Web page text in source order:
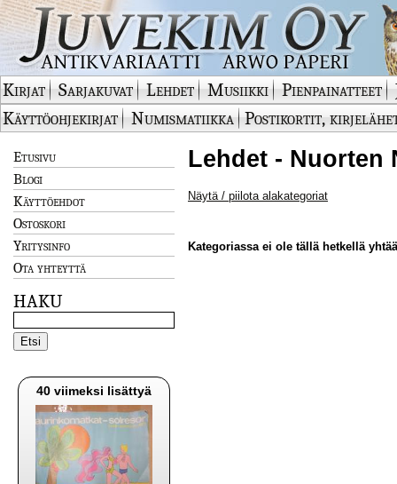
Kirjat Sarjakuvat Lehdet Musiikki Pienpainatteet
Käyttöohjekirjat
Numismatiikka Postikortit,
Etusivu
Blogi
Käyttöehdot
Ostoskori
Yritysinfo
Ota yhteyttä
HAKU
40 viimeksi lisättyä
Lehdet - Nuorten
Näytä / piilota alakategoriat
Kategoriassa ei ole tällä hetkellä